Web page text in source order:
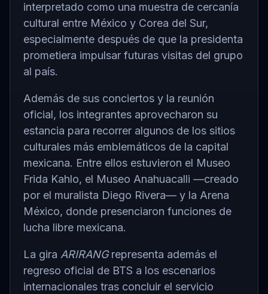
interpretado como una muestra de cercanía
cultural entre México y Corea del Sur,
especialmente después de que la presidenta
prometiera impulsar futuras visitas del grupo
al país.
Además de sus conciertos y la reunión
oficial, los integrantes aprovecharon su
estancia para recorrer algunos de los sitios
culturales más emblemáticos de la capital
mexicana. Entre ellos estuvieron el Museo
Frida Kahlo, el Museo Anahuacalli —creado
por el muralista Diego Rivera— y la Arena
México, donde presenciaron funciones de
lucha libre mexicana.
La gira ARIRANGrepresenta además el
regreso oficial de BTS a los escenarios
internacionales tras concluir el servicio